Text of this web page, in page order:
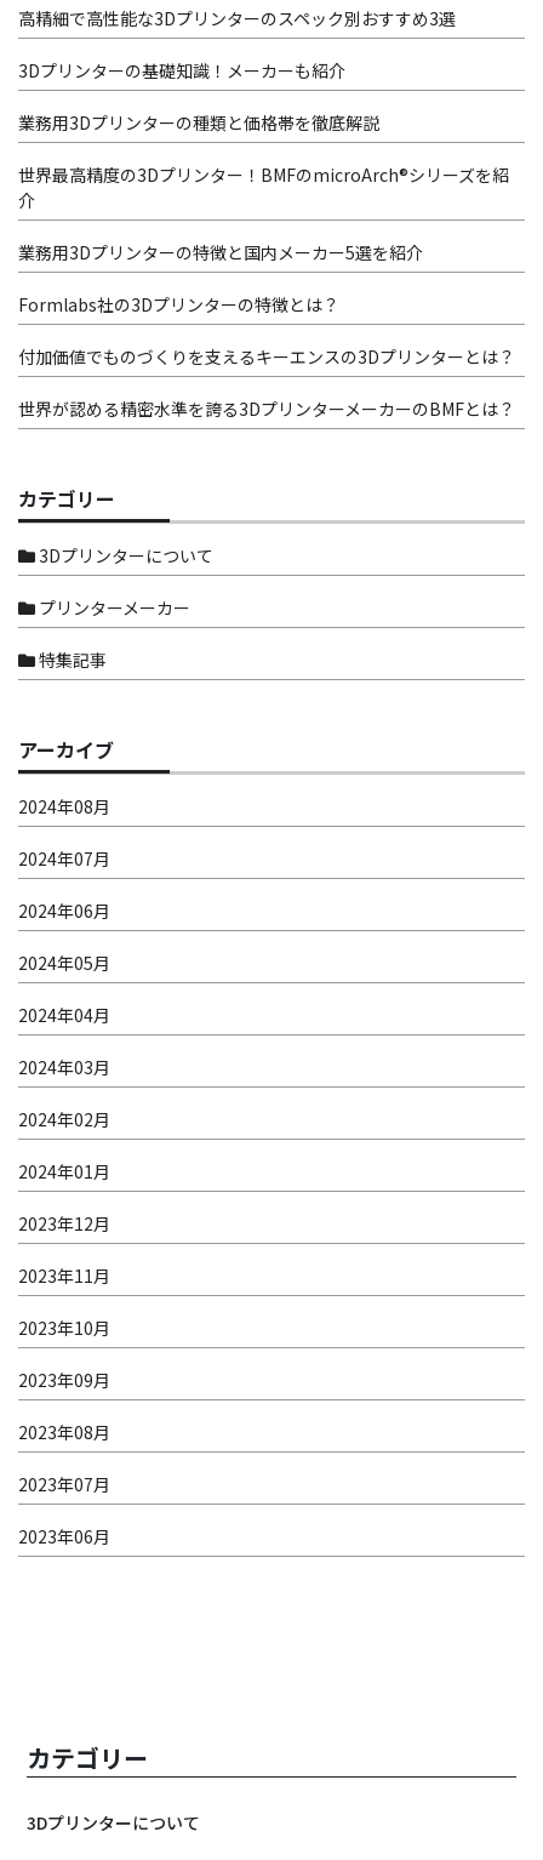
高精細で高性能な3Dプリンターのスペック別おすすめ3選
3Dプリンターの基礎知識！メーカーも紹介
業務用3Dプリンターの種類と価格帯を徹底解説
世界最高精度の3Dプリンター！BMFのmicroArch®シリーズを紹
介
業務用3Dプリンターの特徴と国内メーカー5選を紹介
Formlabs社の3Dプリンターの特徴とは？
付加価値でものづくりを支えるキーエンスの3Dプリンターとは？
世界が認める精密水準を誇る3DプリンターメーカーのBMFとは？
カテゴリー
3Dプリンターについて
プリンターメーカー
特集記事
アーカイブ
2024年08月
2024年07月
2024年06月
2024年05月
2024年04月
2024年03月
2024年02月
2024年01月
2023年12月
2023年11月
2023年10月
2023年09月
2023年08月
2023年07月
2023年06月
カテゴリー
3Dプリンターについて